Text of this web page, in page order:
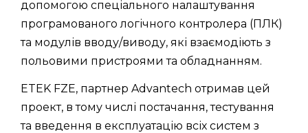
допомогою спеціального налаштування
програмованого логічного контролера (ПЛК)
та модулів вводу/виводу, які взаємодіють з
польовими пристроями та обладнанням.
ETEK FZE, партнер Advantech отримав цей
проект, в тому числі постачання, тестування
та введення в експлуатацію всіх систем з